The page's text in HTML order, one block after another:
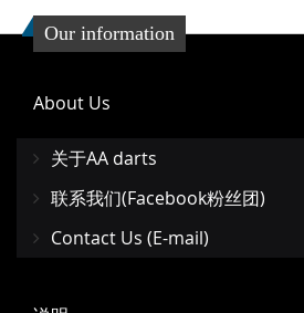
Our information
About Us
关于AA darts
联系我们(Facebook粉丝团)
Contact Us (E-mail)